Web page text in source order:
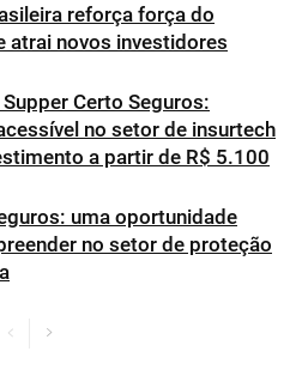
reforça força do
atrai novos investidores
Supper Certo Seguros:
no setor de insurtech
a partir de R$ 5.100
uma oportunidade
no setor de proteção